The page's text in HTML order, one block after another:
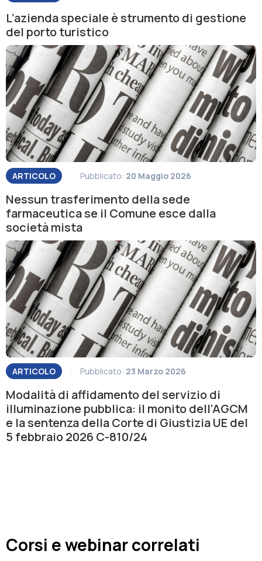
L’azienda speciale è strumento di gestione
del porto turistico
ARTICOLO Pubblicato: 20 Maggio 2026
Nessun trasferimento della sede
farmaceutica se il Comune esce dalla
società mista
ARTICOLO Pubblicato: 23 Marzo 2026
Modalità di affidamento del servizio di
illuminazione pubblica: il monito dell’AGCM
e la sentenza della Corte di Giustizia UE del
5 febbraio 2026 C-810/24
Corsi e webinar correlati